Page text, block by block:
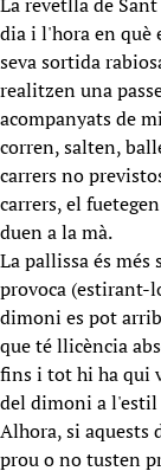
dia i l'hora en què
seva sortida
realitzen una
acompanyats de
corren, salten,
carrers no
carrers, el
duen a la mà.
La pallissa és més
provoca (estirant-
dimoni es pot
que té llicència
fins i tot hi ha qui
del dimoni a l'estil
Alhora, si aquests
prou o no tusten